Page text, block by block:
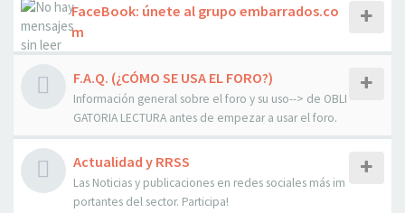
FaceBook: únete al grupo embarrados.co
m
F.A.Q. (¿CÓMO SE USA EL FORO?)
Información general sobre el foro y su uso--> de OBLI
GATORIA LECTURA antes de empezar a usar el foro.
Actualidad y RRSS
Las Noticias y publicaciones en redes sociales más im
portantes del sector. Participa!